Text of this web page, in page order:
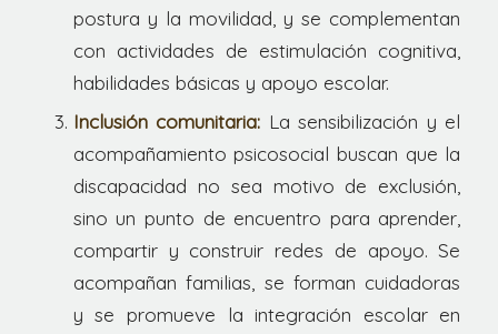
postura y la movilidad, y se complementan
con actividades de estimulación cognitiva,
habilidades básicas y apoyo escolar.
Inclusión comunitaria: La sensibilización y el
acompañamiento psicosocial buscan que la
discapacidad no sea motivo de exclusión,
sino un punto de encuentro para aprender,
compartir y construir redes de apoyo. Se
acompañan familias, se forman cuidadoras
y se promueve la integración escolar en